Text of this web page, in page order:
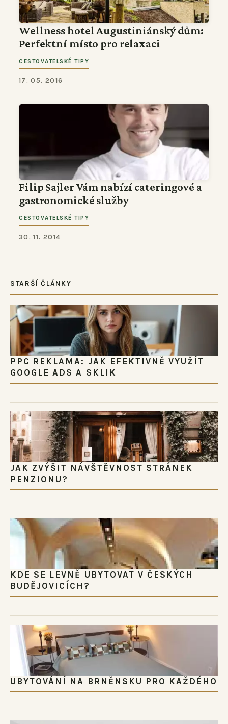
Wellness hotel Augustiniánský dům:
Perfektní místo pro relaxaci
CESTOVATELSKÉ TIPY
17. 05. 2016
Filip Sajler Vám nabízí cateringové a
gastronomické služby
CESTOVATELSKÉ TIPY
30. 11. 2014
STARŠÍ ČLÁNKY
PPC REKLAMA: JAK EFEKTIVNĚ VYUŽÍT
GOOGLE ADS A SKLIK
JAK ZVÝŠIT NÁVŠTĚVNOST STRÁNEK
PENZIONU?
KDE SE LEVNĚ UBYTOVAT V ČESKÝCH
BUDĚJOVICÍCH?
UBYTOVÁNÍ NA BRNĚNSKU PRO KAŽDÉHO